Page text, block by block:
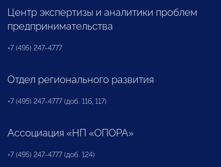
Центр экспертизы и аналитики проблем
предпринимательства
+7 (495) 247-4777
Отдел регионального развития
+7 (495) 247-4777 (доб. 116, 117)
Ассоциация «НП «ОПОРА»
+7 (495) 247-4777 (доб. 124)